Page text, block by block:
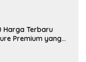
Harga Terbaru
Premium yang